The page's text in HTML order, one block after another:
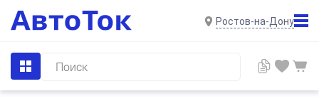
Ростов-на-Дону